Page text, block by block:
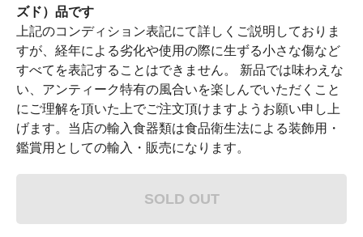
ズド）品です
上記のコンディション表記にて詳しくご説明しておりま
すが、経年による劣化や使用の際に生ずる小さな傷など
すべてを表記することはできません。 新品では味わえな
い、アンティーク特有の風合いを楽しんでいただくこと
にご理解を頂いた上でご注文頂けますようお願い申し上
げます。当店の輸入食器類は食品衛生法による装飾用・
鑑賞用としての輸入・販売になります。
SOLD OUT